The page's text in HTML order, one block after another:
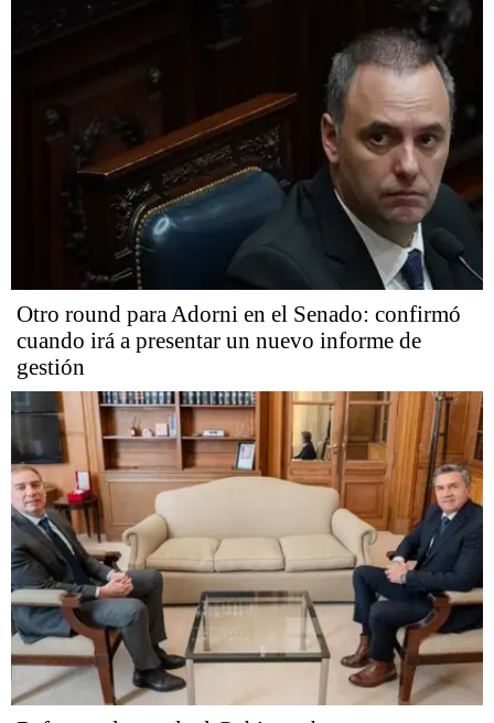
Otro round para Adorni en el Senado: confirmó
cuando irá a presentar un nuevo informe de
gestión